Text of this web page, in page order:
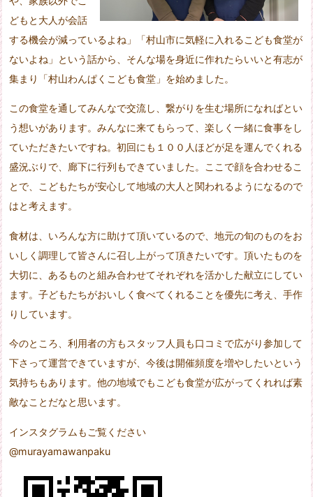
どもと大人が会話
する機会が減っているよね」「村山市に気軽に入れるこども食堂が
ないよね」という話から、そんな場を身近に作れたらいいと有志が
集まり「村山わんぱくこども食堂」を始めました。
この食堂を通してみんなで交流し、繋がりを生む場所になればとい
う想いがあります。みんなに来てもらって、楽しく一緒に食事をし
ていただきたいですね。初回にも１００人ほどが足を運んでくれる
盛況ぶりで、廊下に行列もできていました。ここで顔を合わせるこ
とで、こどもたちが安心して地域の大人と関われるようになるので
はと考えます。
食材は、いろんな方に助けて頂いているので、地元の旬のものをお
いしく調理して皆さんに召し上がって頂きたいです。頂いたものを
大切に、あるものと組み合わせてそれぞれを活かした献立にしてい
ます。子どもたちがおいしく食べてくれることを優先に考え、手作
りしています。
今のところ、利用者の方もスタッフ人員も口コミで広がり参加して
下さって運営できていますが、今後は開催頻度を増やしたいという
気持ちもあります。他の地域でもこども食堂が広がってくれれば素
敵なことだなと思います。
インスタグラムもご覧ください
@murayamawanpaku